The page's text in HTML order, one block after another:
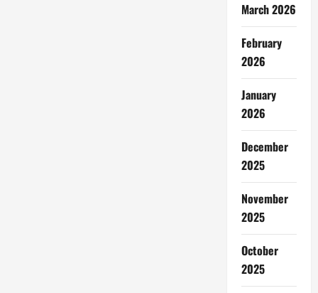
March 2026
February
2026
January
2026
December
2025
November
2025
October
2025